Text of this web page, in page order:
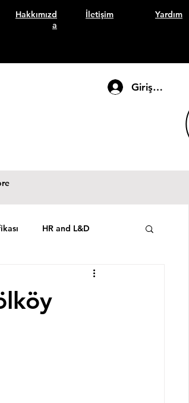
Hakkımızd
a
İletişim Yardım
Giriş Yap
HR and L&D